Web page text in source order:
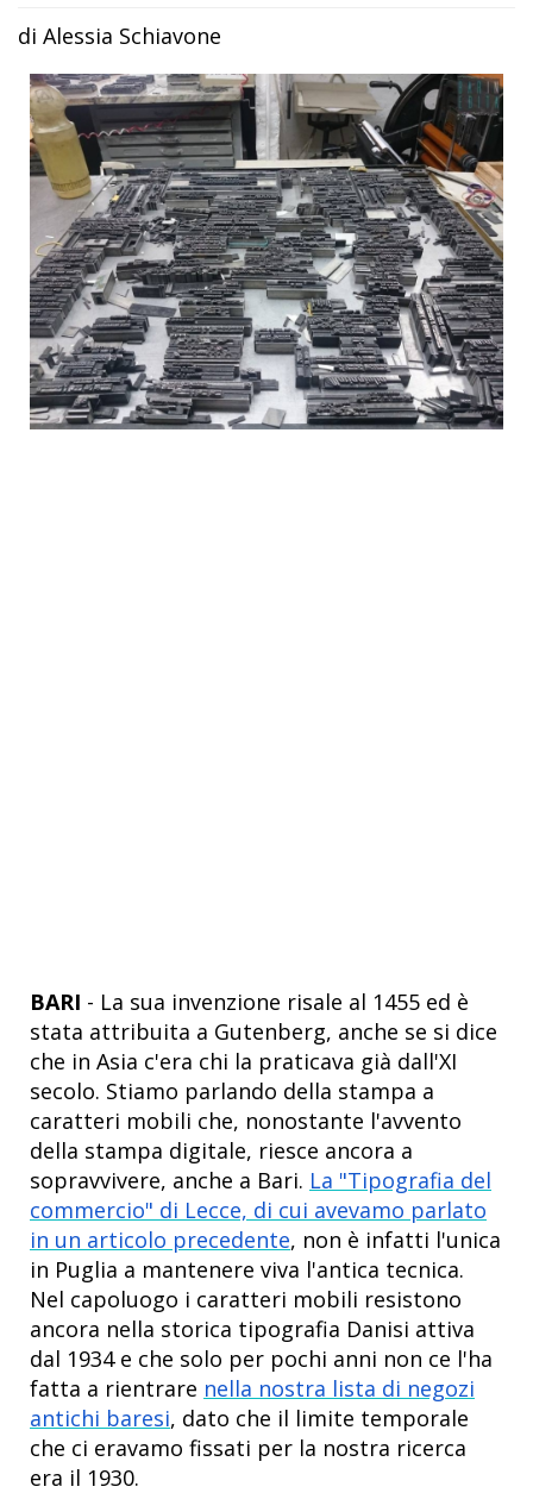
di Alessia Schiavone
BARI - La sua invenzione risale al 1455 ed è
stata attribuita a Gutenberg, anche se si dice
che in Asia c'era chi la praticava già dall'XI
secolo. Stiamo parlando della stampa a
caratteri mobili che, nonostante l'avvento
della stampa digitale, riesce ancora a
sopravvivere, anche a Bari. La "Tipografia del
commercio" di Lecce, di cui avevamo parlato
in un articolo precedente, non è infatti l'unica
in Puglia a mantenere viva l'antica tecnica.
Nel capoluogo i caratteri mobili resistono
ancora nella storica tipografia Danisi attiva
dal 1934 e che solo per pochi anni non ce l'ha
fatta a rientrare nella nostra lista di negozi
antichi baresi, dato che il limite temporale
che ci eravamo fissati per la nostra ricerca
era il 1930.